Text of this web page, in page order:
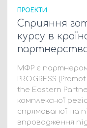
ПРОЕКТИ
Сприяння
курсу в
партнерства
МФР є
PROGRESS
the Eastern
комплексної
спрямованої на
впровадження